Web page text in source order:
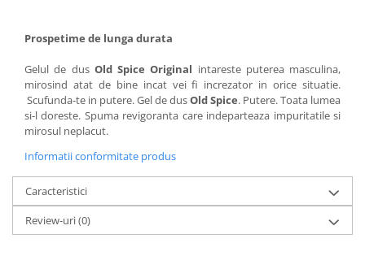
Prospetime de lunga durata
Gelul de dus Old Spice Original intareste puterea masculina,
mirosind atat de bine incat vei fi increzator in orice situatie.
Scufunda-te in putere. Gel de dusOld Spice. Putere. Toata lumea
si-l doreste. Spuma revigoranta care indeparteaza impuritatile si
mirosul neplacut.
Informatii conformitate produs
Caracteristici
Review-uri(0)